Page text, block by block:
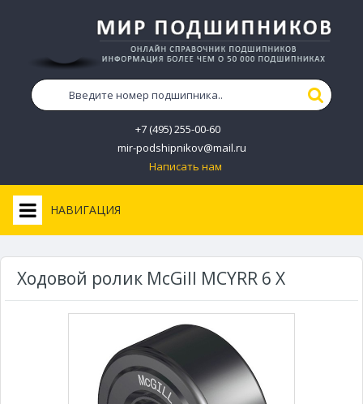
+7 (495) 255-00-60
mir-podshipnikov@mail.ru
Написать нам
НАВИГАЦИЯ
Ходовой ролик McGill MCYRR 6 X